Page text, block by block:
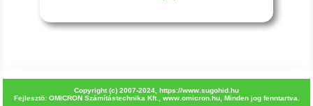
Copyright (c) 2007-2024, https://www.sugohid.hu
Fejlesztö: OMICRON Számítástechnika Kft., www.omicron.hu, Minden jog fenntartva.